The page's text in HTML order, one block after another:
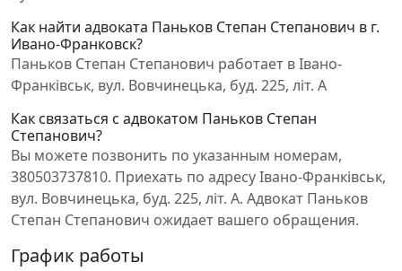
Как найти адвоката Паньков Степан Степанович в г.
Ивано-Франковск?
Паньков Степан Степанович работает в Івано-
Франківськ, вул. Вовчинецька, буд. 225, літ. А
Как связаться с адвокатом Паньков Степан
Степанович?
Вы можете позвонить по указанным номерам,
380503737810. Приехать по адресу Івано-Франківськ,
вул. Вовчинецька, буд. 225, літ. А. Адвокат Паньков
Степан Степанович ожидает вашего обращения.
График работы